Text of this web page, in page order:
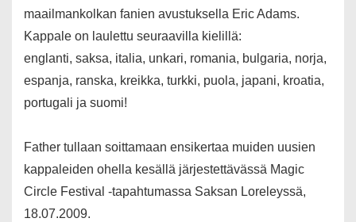
maailmankolkan fanien avustuksella Eric Adams.
Kappale on laulettu seuraavilla kielillä:
englanti, saksa, italia, unkari, romania, bulgaria, norja,
espanja, ranska, kreikka, turkki, puola, japani, kroatia,
portugali ja suomi!
Father tullaan soittamaan ensikertaa muiden uusien
kappaleiden ohella kesällä järjestettävässä Magic
Circle Festival -tapahtumassa Saksan Loreleyssä,
18.07.2009.